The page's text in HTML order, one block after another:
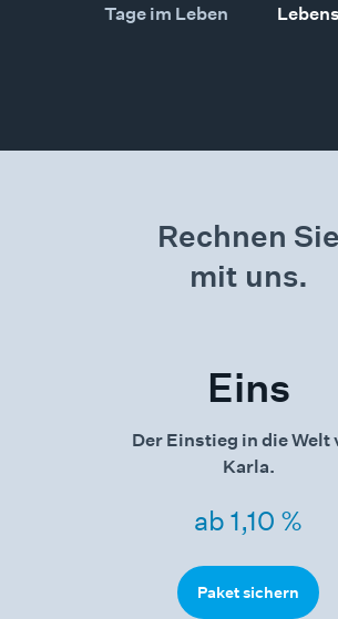
Tage im Leben
Rechnen Sie
mit uns.
Eins
Der Einstieg in die Welt
Karla.
ab 1,10 %
Paket sichern